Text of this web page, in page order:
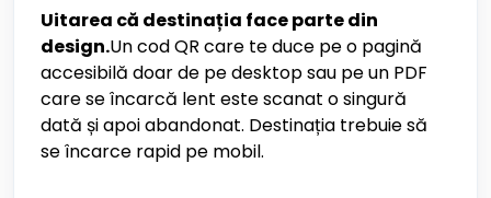
Uitarea că destinația face parte din
design.Un cod QR care te duce pe o pagină
accesibilă doar de pe desktop sau pe un PDF
care se încarcă lent este scanat o singură
dată și apoi abandonat. Destinația trebuie să
se încarce rapid pe mobil.